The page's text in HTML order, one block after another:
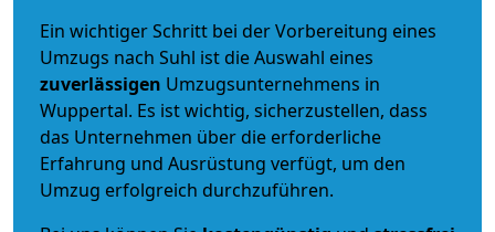
Ein wichtiger Schritt bei der Vorbereitung eines
Umzugs nach Suhl ist die Auswahl eines
zuverlässigen Umzugsunternehmens in
Wuppertal. Es ist wichtig, sicherzustellen, dass
das Unternehmen über die erforderliche
Erfahrung und Ausrüstung verfügt, um den
Umzug erfolgreich durchzuführen.